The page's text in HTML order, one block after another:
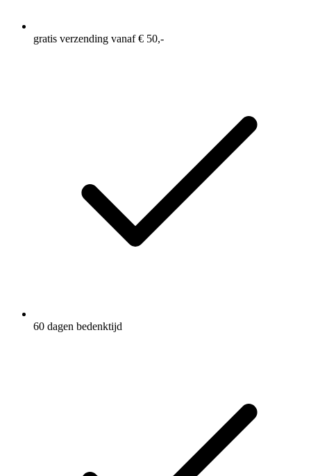
gratis verzending vanaf € 50,-
60 dagen bedenktijd